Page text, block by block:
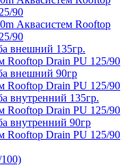
90
Аквасистем Rooftop
90
внешний 135гр.
Rooftop Drain PU 125/90
внешний 90гр
Rooftop Drain PU 125/90
внутренний 135гр.
Rooftop Drain PU 125/90
внутренний 90гр
Rooftop Drain PU 125/90